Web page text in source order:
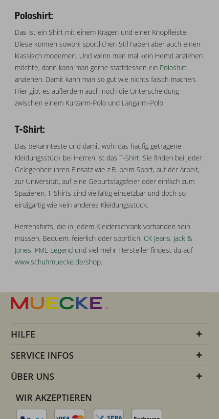
Poloshirt:
Das ist ein Shirt mit einem Kragen und einer Knopfleiste.
Diese können sowohl sportlichen Stil haben aber auch einen
klassisch modernen. Und wenn man mal kein Hemd anziehen
möchte, dann kann man gerne stattdessen ein Poloshirt
anziehen. Damit kann man so gut wie nichts falsch machen.
Hier gibt es außerdem auch noch die Unterscheidung
zwischen einem Kurzarm-Polo und Langarm-Polo.
T-Shirt:
Das bekannteste und damit wohl das häufig getragene
Kleidungsstück bei Herren ist das T-Shirt. Sie finden bei jeder
Gelegenheit ihren Einsatz wie z.B. beim Sport, auf der Arbeit,
zur Universität, auf eine Geburtstagsfeier oder einfach zum
Spazieren. T-Shirts sind vielfältig einsetzbar und doch so
einzigartig wie kein anderes Kleidungsstück.
Herrenshirts, die in jedem Kleiderschrank vorhanden sein
müssen. Bequem, feierlich oder sportlich. CK Jeans, Jack &
Jones, PME Legend und viel mehr Hersteller findest du auf
www.schuhmuecke.de/shop.
HILFE
SERVICE INFOS
ÜBER UNS
WIR AKZEPTIEREN